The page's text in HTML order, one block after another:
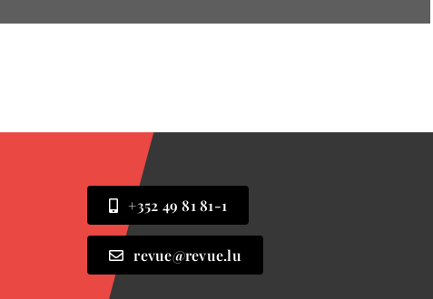
+352 49 81 81-1
revue@revue.lu